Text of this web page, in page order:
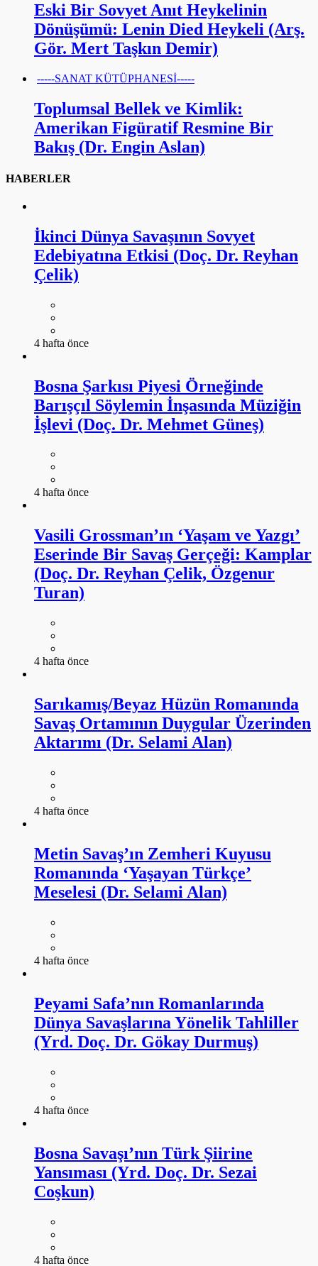
Eski Bir Sovyet Anıt Heykelinin
Dönüşümü: Lenin Died Heykeli (Arş.
Gör. Mert Taşkın Demir)
-----SANAT KÜTÜPHANESİ-----
Toplumsal Bellek ve Kimlik:
Amerikan Figüratif Resmine Bir
Bakış (Dr. Engin Aslan)
HABERLER
İkinci Dünya Savaşının Sovyet
Edebiyatına Etkisi (Doç. Dr. Reyhan
Çelik)
4 hafta önce
Bosna Şarkısı Piyesi Örneğinde
Barışçıl Söylemin İnşasında Müziğin
İşlevi (Doç. Dr. Mehmet Güneş)
4 hafta önce
Vasili Grossman’ın ‘Yaşam ve Yazgı’
Eserinde Bir Savaş Gerçeği: Kamplar
(Doç. Dr. Reyhan Çelik, Özgenur
Turan)
4 hafta önce
Sarıkamış/Beyaz Hüzün Romanında
Savaş Ortamının Duygular Üzerinden
Aktarımı (Dr. Selami Alan)
4 hafta önce
Metin Savaş’ın Zemheri Kuyusu
Romanında ‘Yaşayan Türkçe’
Meselesi (Dr. Selami Alan)
4 hafta önce
Peyami Safa’nın Romanlarında
Dünya Savaşlarına Yönelik Tahliller
(Yrd. Doç. Dr. Gökay Durmuş)
4 hafta önce
Bosna Savaşı’nın Türk Şiirine
Yansıması (Yrd. Doç. Dr. Sezai
Coşkun)
4 hafta önce